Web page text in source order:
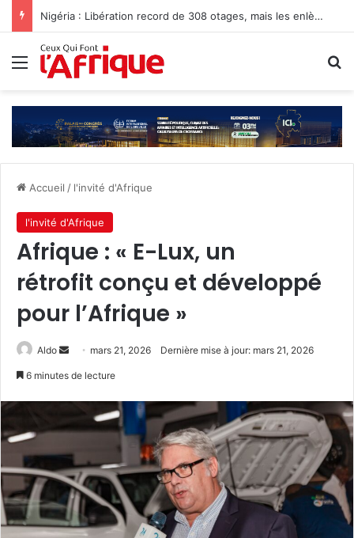
Nigéria : Libération record de 308 otages, mais les enlèvements perdurent
Menu
Accueil / l'invité d'Afrique
l'invité d'Afrique
Afrique : « E-Lux, un
rétrofit conçu et développé
pour l’Afrique »
Aldo
Envoyermars 21, 2026 Dernière mise à jour: mars 21, 2026
6 minutes de lecture